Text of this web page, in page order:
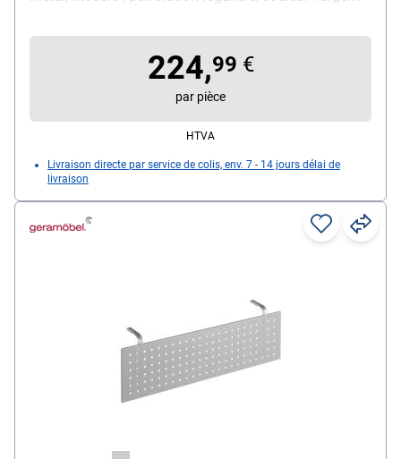
224,99 €
par pièce
HTVA
Livraison directe par service de colis, env. 7 - 14 jours délai de
livraison